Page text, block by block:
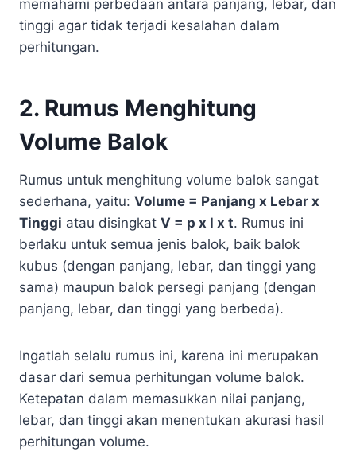
memahami perbedaan antara panjang, lebar, dan
tinggi agar tidak terjadi kesalahan dalam
perhitungan.
2. Rumus Menghitung
Volume Balok
Rumus untuk menghitung volume balok sangat
sederhana, yaitu: Volume = Panjang x Lebar x
Tinggi atau disingkat V = p x l x t. Rumus ini
berlaku untuk semua jenis balok, baik balok
kubus (dengan panjang, lebar, dan tinggi yang
sama) maupun balok persegi panjang (dengan
panjang, lebar, dan tinggi yang berbeda).
Ingatlah selalu rumus ini, karena ini merupakan
dasar dari semua perhitungan volume balok.
Ketepatan dalam memasukkan nilai panjang,
lebar, dan tinggi akan menentukan akurasi hasil
perhitungan volume.